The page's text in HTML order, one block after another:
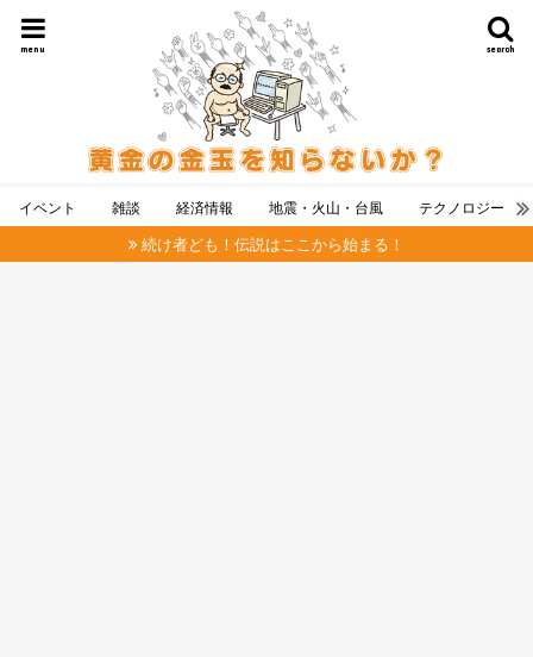
search
menu
イベント 雑談 経済情報 地震・火山・台風 テクノロジー
続け者ども！伝説はここから始まる！